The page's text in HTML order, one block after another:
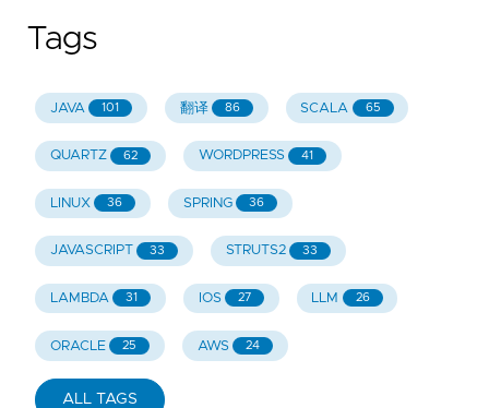
Tags
JAVA 101 翻译 86 SCALA 65
QUARTZ 62 WORDPRESS 41
LINUX 36 SPRING 36
JAVASCRIPT 33 STRUTS2 33
LAMBDA 31 IOS 27 LLM 26
ORACLE 25 AWS 24
ALL TAGS